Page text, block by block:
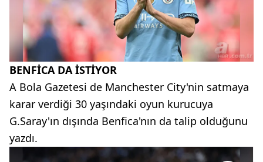
BENFİCA DA İSTİYOR
A Bola Gazetesi de Manchester City'nin satmaya
karar verdiği 30 yaşındaki oyun kurucuya
G.Saray'ın dışında Benfica'nın da talip olduğunu
yazdı.